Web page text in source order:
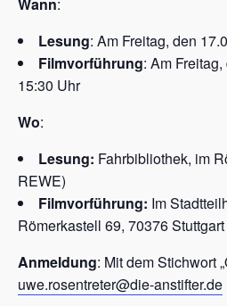
Wann:
Lesung: Am Freitag, den
Filmvorführung: Am
15:30 Uhr
Wo:
Lesung: Fahrbibliothek, im
REWE)
Filmvorführung: Im
Römerkastell 69, 70376 Stuttgart
Anmeldung: Mit dem Stichwort
uwe.rosentreter@die-anstifter.de